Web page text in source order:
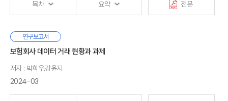
본 연구는 중소기업 보험시장의 특성을 보다 구체적으로
파악하기 위해 설문조사와 정성조사를 수행했다. 설문조사
표본은 공장을 보유한 제조업종 중소기업 1,001개였다.
설문조사에서 파악할 수 없는 보험가입 행태 특성을 밝히기
위해 본 연구는 중소기업 보험담당자와 판매채널을 대상으로
중소기업 설문조사는 중소기업 리스크관리, 중소기업의 보험
1. 중소기업의 리스크 인식도 및 리스크관리 현황
2. 중소기업의 보험 활용에 대한 태도
3. 보험가입 현황
4. 향후 보험 수요
5. 중소기업의 보험 거래 경험
6. 보험가입 행태의 변화 가능성
확인하고, 적절한 위험관리 방안에 대해 고민할 필요가 있다.
본 연구는 개인의 연령대별 위험관리에 대한 종합적인 파악을 위해
위험에 대한 태도 및 위험행동, 각종 위험에 대한 인식 및 대비수준,
대비방법에 대한 설문조사를 실시하였으며, 보험가입 유무 및
미가입 사유에 기반한 보험가입 및 보장격차 분석을 통해 연령대별
적절한 위험관리를 위한 시사점을 제시하였다.
먼저, 개별 위험에 대한 염려 수준이 높다고 해도 반드시 해당
1. 조사설계
2. 조사개요
3. 조사표본 특성
Ⅲ. 설문조사 결과
2. 위험에 대한 인식 및 대비
3. 보험가입 여부 및 미가입 사유
목차 요약 전문
전기·하이브리드차 등 친환경차 보급이 늘어나고 있다.
주요국에서는 구입 보조금과 다양한 세제 혜택, 보험료 할인 등을
하이브리드차가, 2016년부터 전기차 보급이 확대되고 있다.
친환경차의 위험을 담보하는 보험상품이 등장하고 있지만
친환경차의 위험과 보험상품, 보험료의 위험반영 여부에 대한
Ⅰ. 서론
1. 연구의 필요성 및 목적
2. 연구의 범위와 방법
3. 선행연구 및 기대효과
연구보고서
보험회사 데이터 거래 현황과 과제
저자 : 박희우,강윤지
2024-03